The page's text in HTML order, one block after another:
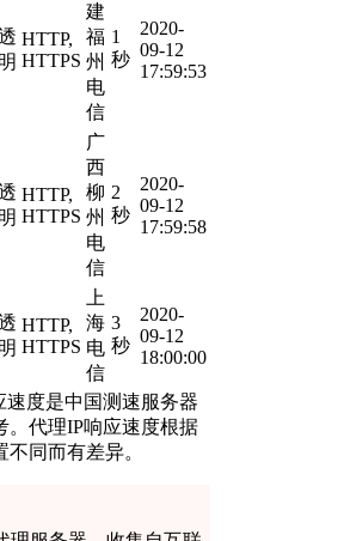
明
HTTP,
HTTPS
建
福
州
电
信
1
秒
2020-
09-12
17:59:53
明
HTTP,
HTTPS
广
西
柳
州
电
信
2
秒
2020-
09-12
17:59:58
明
HTTP,
HTTPS
上
海
电
信
3
秒
2020-
09-12
18:00:00
度是中国测速服务器
。代理IP响应速度根据
同而有差异。